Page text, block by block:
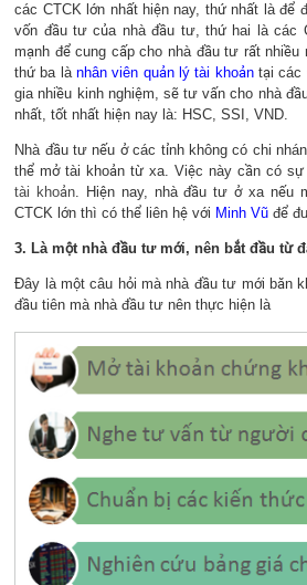
các CTCK lớn nhất hiện nay, thứ nhất là để
vốn đầu tư của nhà đầu tư, thứ hai là các
mạnh để cung cấp cho nhà đầu tư rất
thứ ba lànhân viên quản lý tài khoảntại các
gia nhiều kinh nghiệm, sẽ tư vấn cho nhà
nhất, tốt nhất hiện nay là: HSC, SSI, VND.
Nhà đầu tư nếu ở các tỉnh không có chi
thể mở tài khoản từ xa. Việc này cần có
tài khoản. Hiện nay, nhà đầu tư ở xa nếu
CTCK lớn thì có thể liên hệ với Minh Vũ để
3. Là một nhà đầu tư mới, nên bắt đầu từ
Đây là một câu hỏi mà nhà đầu tư mới băn
đầu tiên mà nhà đầu tư nên thực hiện là